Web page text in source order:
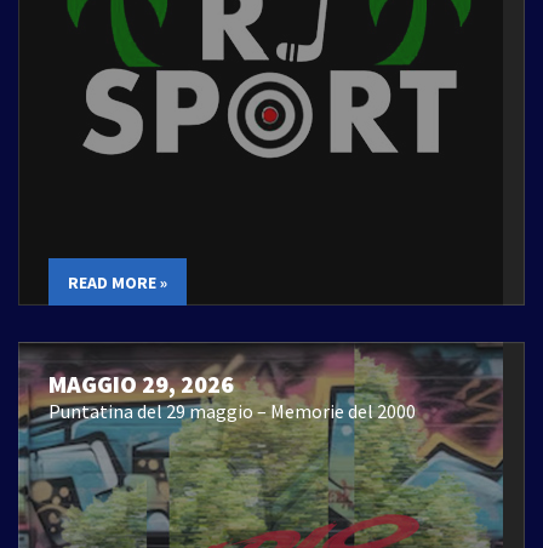
READ MORE »
MAGGIO 29, 2026
Puntatina del 29 maggio – Memorie del 2000